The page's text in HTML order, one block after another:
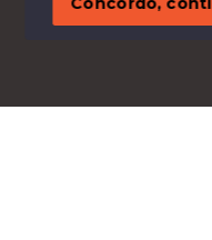
SITE PARA IMOBILIARIA